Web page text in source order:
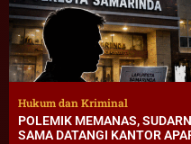
Hukum dan Kriminal
POLEMIK MEMANAS,
SAMA DATANGI KANTOR